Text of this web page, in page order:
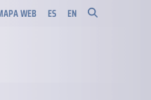
WEB ES EN